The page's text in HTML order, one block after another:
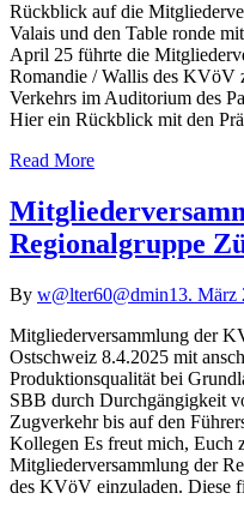
Rückblick auf die
Valais und den Table ronde
April 25 führte die
Romandie / Wallis des KVöV
Verkehrs im Auditorium des
Hier ein Rückblick mit den
Read More
Regionalgruppe
By w@lter60@dmin13. März
Mitgliederversammlung der
Ostschweiz 8.4.2025 mit
Produktionsqualität bei
SBB durch Durchgängigkeit
Zugverkehr bis auf den
Kollegen Es freut mich, Euch
Mitgliederversammlung der
des KVöV einzuladen.